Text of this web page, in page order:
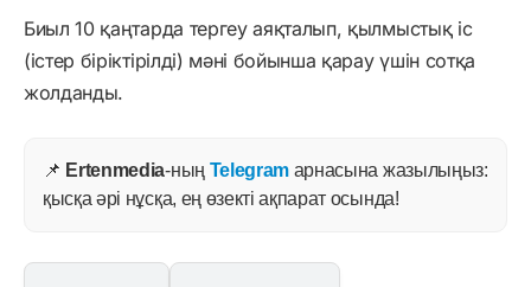
Биыл 10 қаңтарда тергеу аяқталып, қылмыстық іс
(істер біріктірілді) мәні бойынша қарау үшін сотқа
жолданды.
📌 Ertenmedia-ның Telegram арнасына жазылыңыз:
қысқа әрі нұсқа, ең өзекті ақпарат осында!